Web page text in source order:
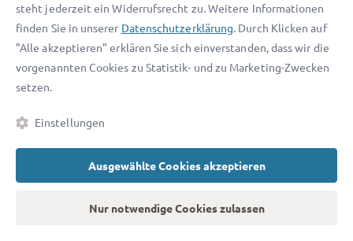
Ehevertrag
Ehevertrag anfechten: Wann & wie Sie den Ehevertrag
anfechten können
In diesem Beitrag erfahren Sie u. a., wann und wie Sie einen
und Unterhalt bei einem ungültigen Ehevertrag geltend
machen können.
weiterlesen
Unterhalt
Vaterschaftsanfechtung: Wie Sie Ihre Unterhalts- &
steht jederzeit ein Widerrufsrecht zu. Weitere Informationen
finden Sie in unserer Datenschutzerklärung. Durch Klicken auf
"Alle akzeptieren" erklären Sie sich einverstanden, dass wir die
vorgenannten Cookies zu Statistik- und zu Marketing-Zwecken
setzen.
Einstellungen
Ausgewählte Cookies akzeptieren
Nur notwendige Cookies zulassen